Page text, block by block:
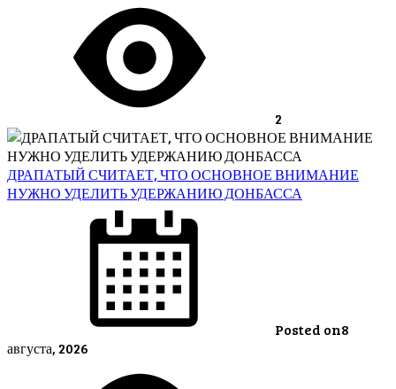
2
ДРАПАТЫЙ СЧИТАЕТ, ЧТО ОСНОВНОЕ ВНИМАНИЕ
НУЖНО УДЕЛИТЬ УДЕРЖАНИЮ ДОНБАССА
Posted on8
августа, 2026